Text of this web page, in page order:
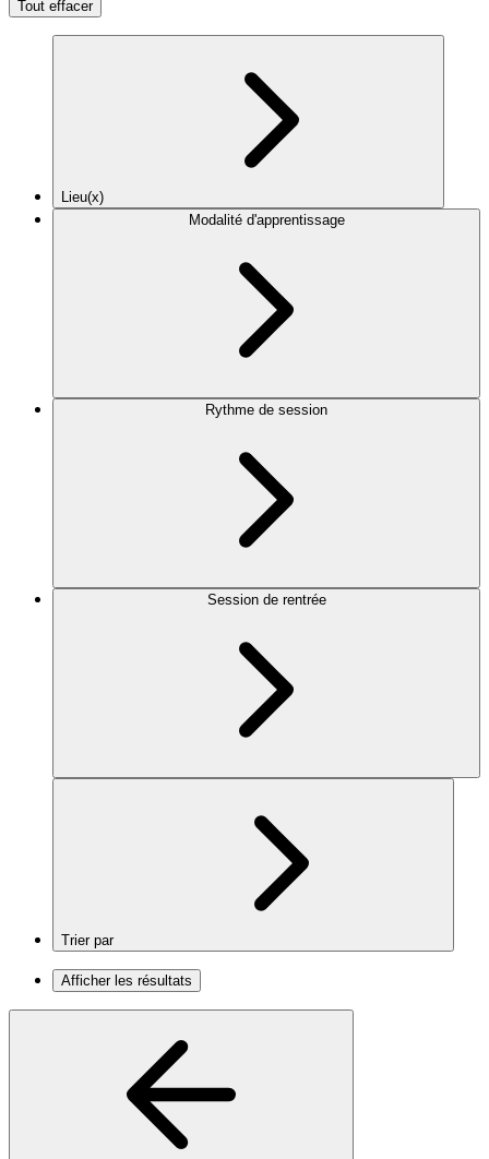
Tout effacer
Lieu(x)
Modalité d'apprentissage
Rythme de session
Session de rentrée
Trier par
Afficher les résultats